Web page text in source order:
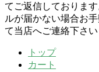
てご返信しておりま
ルが届かない場合お
て当店へご連絡下さ
トップ
カート